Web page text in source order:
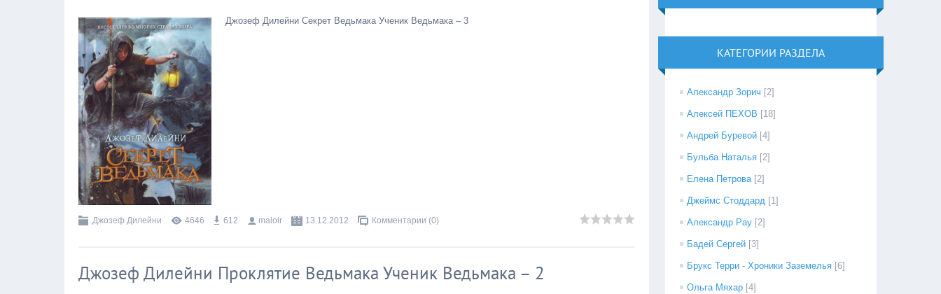
Джозеф Дилейни Секрет Ведьмака Ученик Ведьмака – 3
Джозеф Дилейни 4646 612 maloir 13.12.2012 Комментарии (0)
Джозеф Дилейни Проклятие Ведьмака Ученик Ведьмака – 2
КАТЕГОРИИ РАЗДЕЛА
Александр Зорич [2]
Алексей ПЕХОВ [18]
Андрей Буревой [4]
Бульба Наталья [2]
Елена Петрова [2]
Джеймс Стоддард [1]
Александр Рау [2]
Бадей Сергей [3]
Брукс Терри - Хроники Заземелья [6]
Ольга Мяхар [4]